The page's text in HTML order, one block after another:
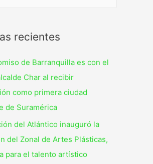
recientes
de Barranquilla es con el
Char al recibir
como primera ciudad
de Suramérica
del Atlántico inauguró la
del Zonal de Artes Plásticas,
para el talento artístico